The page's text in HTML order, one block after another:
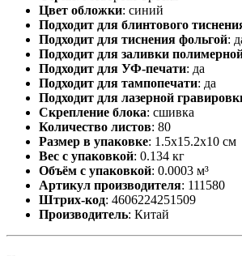
Цвет обложки: синий
Подходит для блинтового
Подходит для тиснения фольгой:
Подходит для заливки
Подходит для УФ-печати: да
Подходит для тампопечати: да
Подходит для лазерной
Скрепление блока: сшивка
Количество листов: 80
Размер в упаковке: 1.5x15.2x10 см
Вес с упаковкой: 0.134 кг
Объём с упаковкой: 0.0003 м³
Артикул производителя: 111580
Штрих-код: 4606224251509
Производитель: Китай